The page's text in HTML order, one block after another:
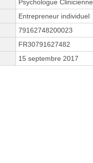
Psychologue Clinicienne
Entrepreneur individuel
79162748200023
FR30791627482
15 septembre 2017